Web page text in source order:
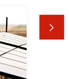
